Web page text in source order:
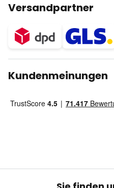
Versandpartner
Kundenmeinungen